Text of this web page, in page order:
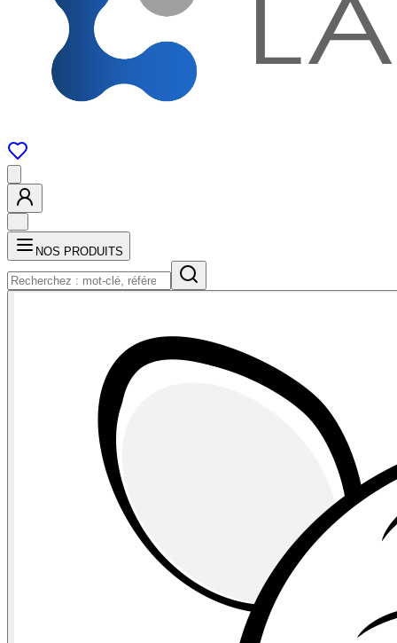
NOS PRODUITS